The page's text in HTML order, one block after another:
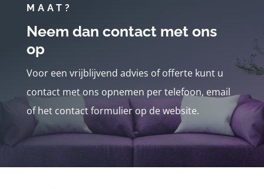
MAAT?
Neem dan contact met ons
op
Voor een vrijblijvend advies of offerte kunt u
contact met ons opnemen per telefoon, email
of het contact formulier op de website.